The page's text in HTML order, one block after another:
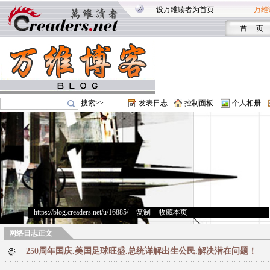
设万维读者为首页 万维
首 页
搜索>> 发表日志 控制面板 个人相册
https://blog.creaders.net/u/16885/> 复制 收藏本页
网络日志正文
250周年国庆.美国足球旺盛.总统详解出生公民.解决潜在问题！